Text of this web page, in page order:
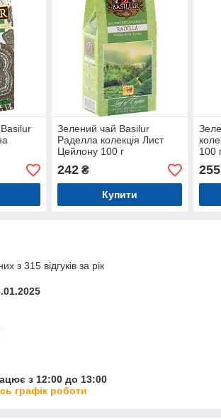
Зелений чай Basilur
Раделла колекція Лист
Цейлону 100 г
242₴
Купити
100
255
з 315 відгуків за рік
з 12:00 до 13:00
графік роботи